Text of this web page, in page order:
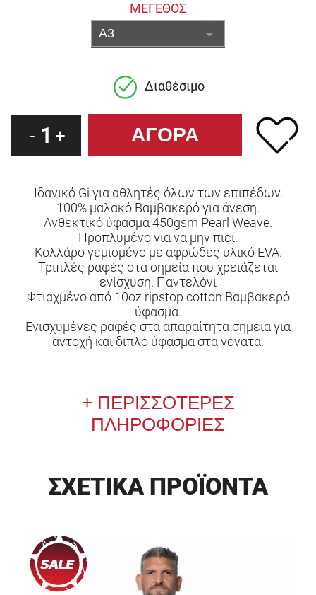
ΜΕΓΕΘΟΣ
Διαθέσιμο
- 1 +
Ιδανικό Gi για αθλητές όλων των επιπέδων.
100% μαλακό Βαμβακερό για άνεση.
Ανθεκτικό ύφασμα 450gsm Pearl Weave.
Προπλυμένο για να μην πιεί.
Κολλάρο γεμισμένο με αφρώδες υλικό EVA.
Τριπλές ραφές στα σημεία που χρειάζεται
ενίσχυση. Παντελόνι
Φτιαχμένο από 10oz ripstop cotton Βαμβακερό
ύφασμα.
Ενισχυμένες ραφές στα απαραίτητα σημεία για
αντοχή και διπλό ύφασμα στα γόνατα.
ΠΛΗΡΟΦΟΡΙΕΣ
ΣΧΕΤΙΚΑ ΠΡΟΪΟΝΤΑ